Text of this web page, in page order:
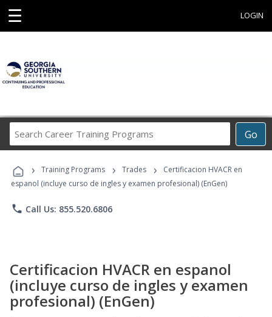
☰ LOGIN
Go
Career
Programs
› Training Programs › Trades ›
Certificacion HVACR en
espanol (incluye curso de ingles y examen profesional) (EnGen)
phone Call Us: 855.520.6806
Certificacion HVACR en espanol
(incluye curso de ingles y examen
profesional) (EnGen)